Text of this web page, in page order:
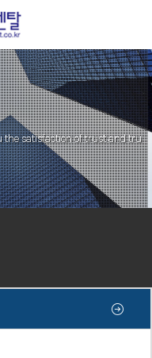
the satisfaction of trust and tru